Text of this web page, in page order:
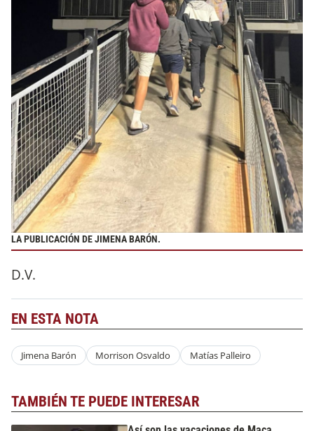
LA PUBLICACIÓN DE JIMENA BARÓN.
D.V.
EN ESTA NOTA
Jimena Barón Morrison Osvaldo Matías Palleiro
TAMBIÉN TE PUEDE INTERESAR